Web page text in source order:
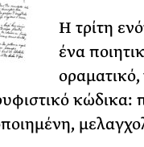
Η τρίτη
ένα
κώδικα: